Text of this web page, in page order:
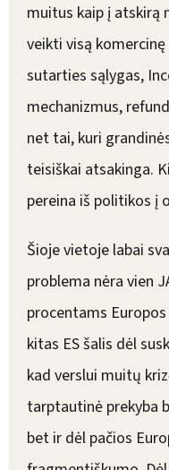
muitus kaip į atskirą
veikti visą
sutarties sąlygas,
mechanizmus,
net tai, kuri
teisiškai atsakinga.
pereina iš politikos į
Šioje vietoje labai
problema nėra vien
procentams
kitas ES šalis dėl
kad verslui muitų
tarptautinė prekyba
bet ir dėl pačios